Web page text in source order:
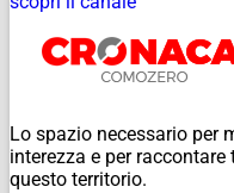
Lo spazio necessario per
interezza e per
questo territorio.